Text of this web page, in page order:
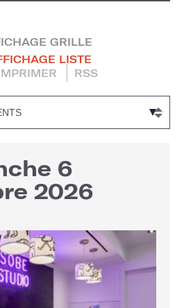
GRILLE
LISTE
RSS
6
2026